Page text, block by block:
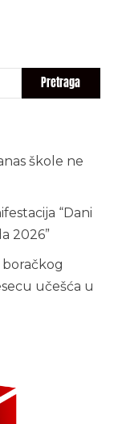
škole ne
“Dani
2026”
učešća u